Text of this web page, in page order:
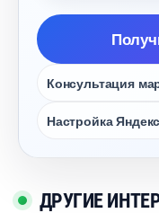
Консультация
Настройка
ДРУГИЕ